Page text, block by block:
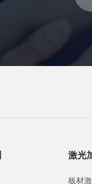
激光
板材